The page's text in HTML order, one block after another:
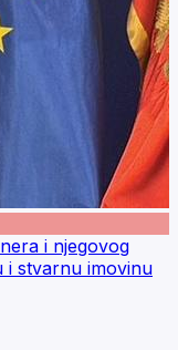
i njegovog
i stvarnu imovinu